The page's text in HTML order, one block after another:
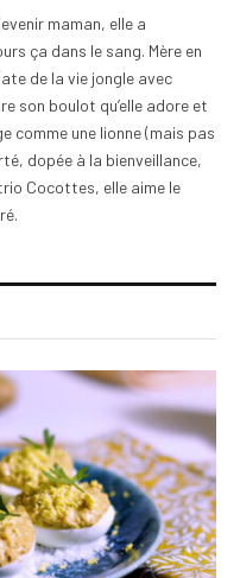
maman, elle a
ça dans le sang. Mère en
de la vie jongle avec
son boulot qu’elle adore et
comme une lionne (mais pas
dopée à la bienveillance,
Cocottes, elle aime le